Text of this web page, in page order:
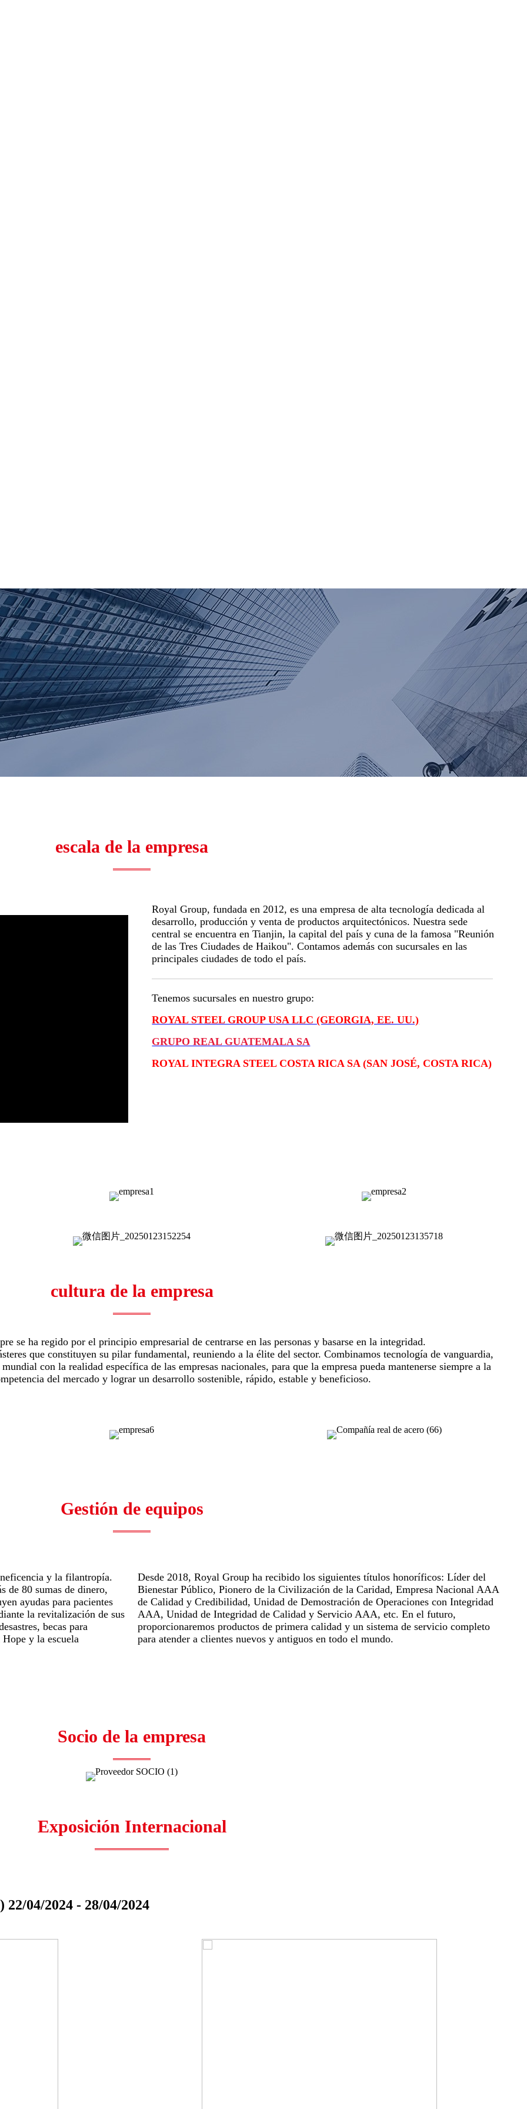
escala de la empresa
Royal Group, fundada en 2012, es una empresa de alta tecnología dedicada al
desarrollo, producción y venta de productos arquitectónicos. Nuestra sede
central se encuentra en Tianjin, la capital del país y cuna de la famosa "Reunión
de las Tres Ciudades de Haikou". Contamos además con sucursales en las
principales ciudades de todo el país.
Tenemos sucursales en nuestro grupo:
ROYAL STEEL GROUP USA LLC (GEORGIA, EE. UU.)
GRUPO REAL GUATEMALA SA
ROYAL INTEGRA STEEL COSTA RICA SA (SAN JOSÉ, COSTA RICA)
cultura de la empresa
se ha regido por el principio empresarial de centrarse en las personas y basarse en la integridad.
que constituyen su pilar fundamental, reuniendo a la élite del sector. Combinamos tecnología de vanguardia,
con la realidad específica de las empresas nacionales, para que la empresa pueda mantenerse siempre a la
del mercado y lograr un desarrollo sostenible, rápido, estable y beneficioso.
Gestión de equipos
y la filantropía.
de 80 sumas de dinero,
ayudas para pacientes
la revitalización de sus
becas para
y la escuela
Desde 2018, Royal Group ha recibido los siguientes títulos honoríficos: Líder del
Bienestar Público, Pionero de la Civilización de la Caridad, Empresa Nacional AAA
de Calidad y Credibilidad, Unidad de Demostración de Operaciones con Integridad
AAA, Unidad de Integridad de Calidad y Servicio AAA, etc. En el futuro,
proporcionaremos productos de primera calidad y un sistema de servicio completo
para atender a clientes nuevos y antiguos en todo el mundo.
Socio de la empresa
Exposición Internacional
04/2024 - 28/04/2024